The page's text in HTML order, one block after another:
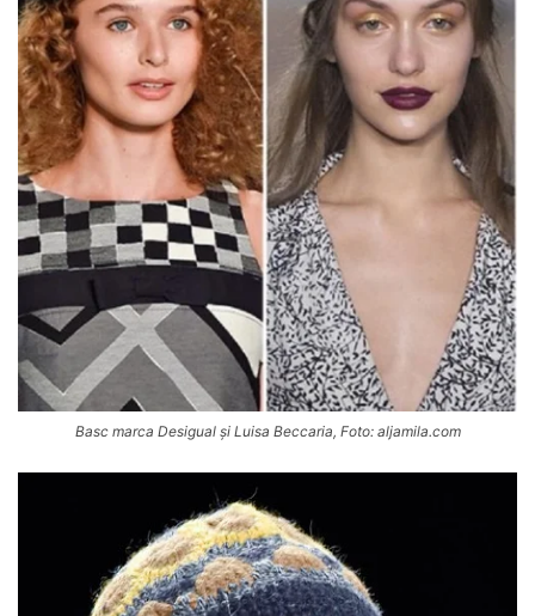
Basc marca Desigual și Luisa Beccaria, Foto: aljamila.com